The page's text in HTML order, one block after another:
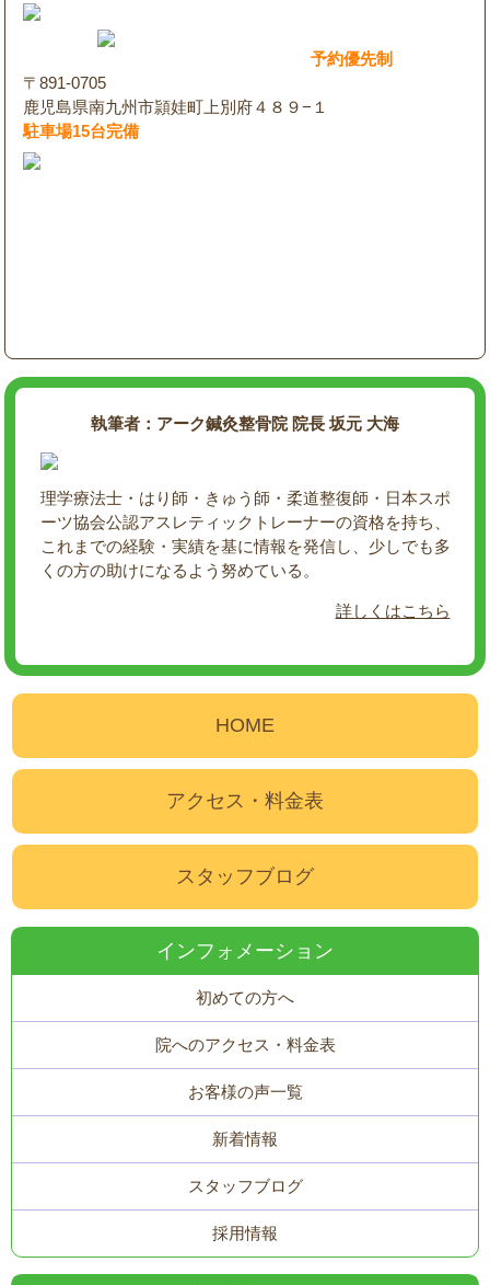
予約優先制
〒891-0705
鹿児島県南九州市頴娃町上別府４８９−１
駐車場15台完備
執筆者：アーク鍼灸整骨院 院長 坂元 大海
理学療法士・はり師・きゅう師・柔道整復師・日本スポ
ーツ協会公認アスレティックトレーナーの資格を持ち、
これまでの経験・実績を基に情報を発信し、少しでも多
くの方の助けになるよう努めている。
詳しくはこちら
HOME
アクセス・料金表
スタッフブログ
インフォメーション
初めての方へ
院へのアクセス・料金表
お客様の声一覧
新着情報
スタッフブログ
採用情報